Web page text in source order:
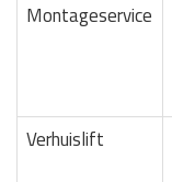
Montageservice
Verhuislift